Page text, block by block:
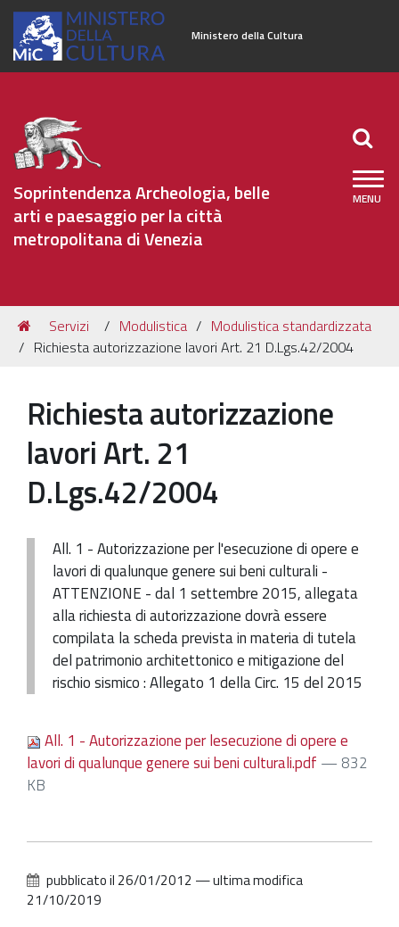
Ministero della Cultura
Soprintendenza Archeologia, belle
arti e paesaggio per la città
metropolitana di Venezia
Sezioni
Organizzazione
Patrimonio Archeologico
Patrimonio Architettonico
Patrimonio Storico-Artistico
Ufficio Esportazione
Ufficio Tutela
Galleria
Contatti
Tu
sei
qui:
Servizi Modulistica
Modulistica standardizzata
Richiesta autorizzazione lavori Art. 21 D.Lgs.42/2004
Richiesta autorizzazione
lavori Art. 21
D.Lgs.42/2004
All. 1 - Autorizzazione per l'esecuzione di opere e
lavori di qualunque genere sui beni culturali -
ATTENZIONE - dal 1 settembre 2015, allegata
alla richiesta di autorizzazione dovrà essere
compilata la scheda prevista in materia di tutela
del patrimonio architettonico e mitigazione del
rischio sismico : Allegato 1 della Circ. 15 del 2015
All. 1 - Autorizzazione per lesecuzione di opere e
lavori di qualunque genere sui beni culturali.pdf — 832
KB
pubblicato il 26/01/2012 —ultima modifica
21/10/2019